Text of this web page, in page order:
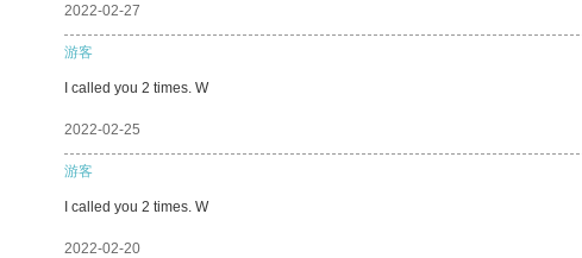
2022-02-27
游客
I called you 2 times. W
2022-02-25
游客
I called you 2 times. W
2022-02-20